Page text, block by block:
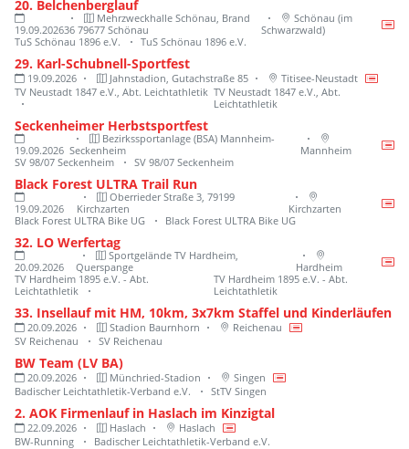
20. Belchenberglauf
19.09.2026
Mehrzweckhalle Schönau, Brand
36 79677 Schönau
Schönau (im
Schwarzwald)
TuS Schönau 1896 e.V.
TuS Schönau 1896 e.V.
29. Karl-Schubnell-Sportfest
19.09.2026 Jahnstadion, Gutachstraße 85
Titisee-Neustadt
TV Neustadt 1847 e.V., Abt. Leichtathletik TV Neustadt 1847 e.V., Abt.
Leichtathletik
Seckenheimer Herbstsportfest
19.09.2026
Bezirkssportanlage (BSA) Mannheim-
Seckenheim
Mannheim
SV 98/07 Seckenheim
SV 98/07 Seckenheim
Black Forest ULTRA Trail Run
19.09.2026
Oberrieder Straße 3, 79199
Kirchzarten
Kirchzarten
Black Forest ULTRA Bike UG
Black Forest ULTRA Bike UG
32. LO Werfertag
20.09.2026
Sportgelände TV Hardheim,
Querspange
Hardheim
TV Hardheim 1895 e.V. - Abt.
Leichtathletik
TV Hardheim 1895 e.V. - Abt.
Leichtathletik
33. Insellauf mit HM, 10km, 3x7km Staffel und Kinderläufen
20.09.2026 Stadion Baurnhorn
Reichenau
SV Reichenau
SV Reichenau
BW Team (LV BA)
20.09.2026 Münchried-Stadion
Singen
Badischer Leichtathletik-Verband e.V.
StTV Singen
2. AOK Firmenlauf in Haslach im Kinzigtal
22.09.2026 Haslach
Haslach
BW-Running
Badischer Leichtathletik-Verband e.V.